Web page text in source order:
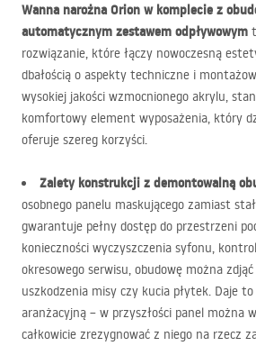
Wanna narożna Orion w komplecie z
automatycznym zestawem odpływowym
rozwiązanie, które łączy nowoczesną
dbałością o aspekty techniczne i
wysokiej jakości wzmocnionego akrylu,
komfortowy element wyposażenia, który
oferuje szereg korzyści.
Zalety konstrukcji z demontowalną
osobnego panelu maskującego zamiast
gwarantuje pełny dostęp do przestrzeni
konieczności wyczyszczenia syfonu,
okresowego serwisu, obudowę można
uszkodzenia misy czy kucia płytek. Daje
aranżacyjną – w przyszłości panel można
całkowicie zrezygnować z niego na rzecz